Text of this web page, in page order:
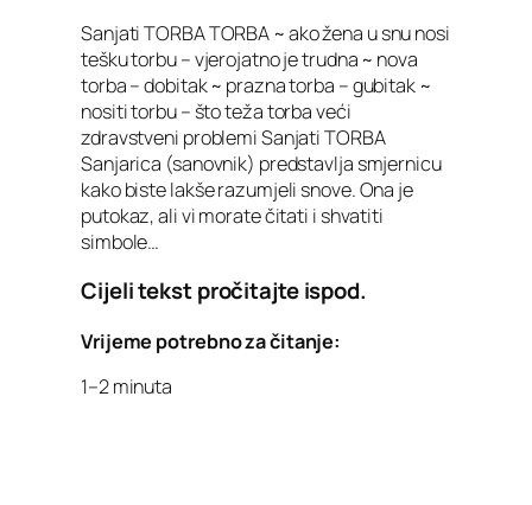
Sanjati TORBA TORBA ~ ako žena u snu nosi
tešku torbu – vjerojatno je trudna ~ nova
torba – dobitak ~ prazna torba – gubitak ~
nositi torbu – što teža torba veći
zdravstveni problemi Sanjati TORBA
Sanjarica (sanovnik) predstavlja smjernicu
kako biste lakše razumjeli snove. Ona je
putokaz, ali vi morate čitati i shvatiti
simbole…
Cijeli tekst pročitajte ispod.
Vrijeme potrebno za čitanje:
1–2 minuta